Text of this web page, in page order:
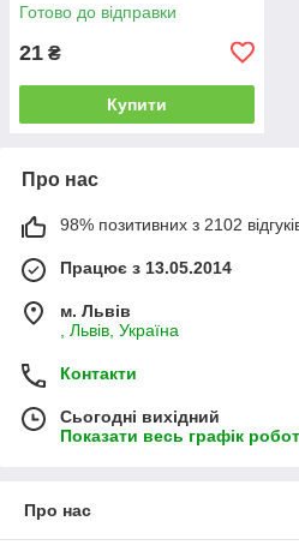
Готово до відправки
21 ₴
Купити
Про нас
98% позитивних з 2102
Працює з 13.05.2014
м. Львів
, Львів, Україна
Контакти
Сьогодні вихідний
Показати весь графік
Про нас